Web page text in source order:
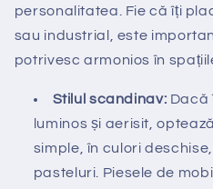
personalitatea. Fie că îți
sau industrial, este
potrivesc armonios în
Stilul scandinav: Dacă
luminos și aerisit,
simple, în culori
pasteluri. Piesele de